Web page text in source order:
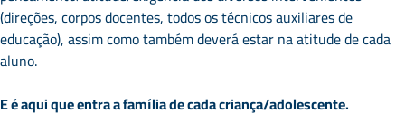
(direções, corpos docentes, todos os técnicos auxiliares de
educação), assim como também deverá estar na atitude de cada
aluno.
E é aqui que entra a família de cada criança/adolescente.